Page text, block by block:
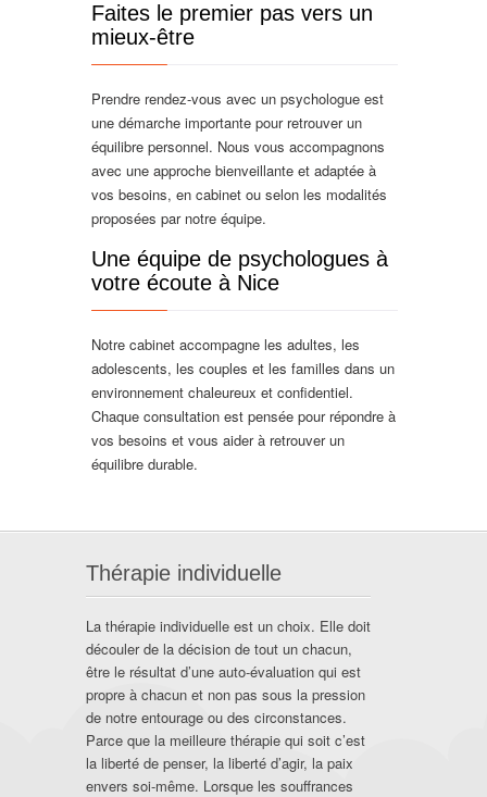
Faites le premier pas vers un
mieux-être
Prendre rendez-vous avec un psychologue est
une démarche importante pour retrouver un
équilibre personnel. Nous vous accompagnons
avec une approche bienveillante et adaptée à
vos besoins, en cabinet ou selon les modalités
proposées par notre équipe.
Une équipe de psychologues à
votre écoute à Nice
Notre cabinet accompagne les adultes, les
adolescents, les couples et les familles dans un
environnement chaleureux et confidentiel.
Chaque consultation est pensée pour répondre à
vos besoins et vous aider à retrouver un
équilibre durable.
Thérapie individuelle
La thérapie individuelle est un choix. Elle doit
découler de la décision de tout un chacun,
être le résultat d’une auto-évaluation qui est
propre à chacun et non pas sous la pression
de notre entourage ou des circonstances.
Parce que la meilleure thérapie qui soit c’est
la liberté de penser, la liberté d’agir, la paix
envers soi-même. Lorsque les souffrances